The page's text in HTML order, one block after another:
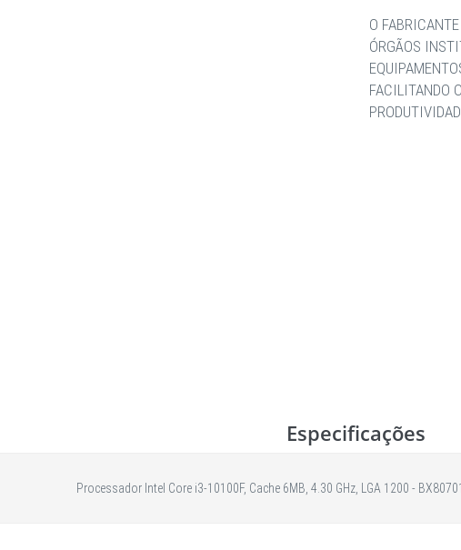
O
ÓRGÃOS
FACILITANDO
Especificações
Processador Intel Core i3-10100F, Cache 6MB, 4.30 GHz, LGA 1200 -